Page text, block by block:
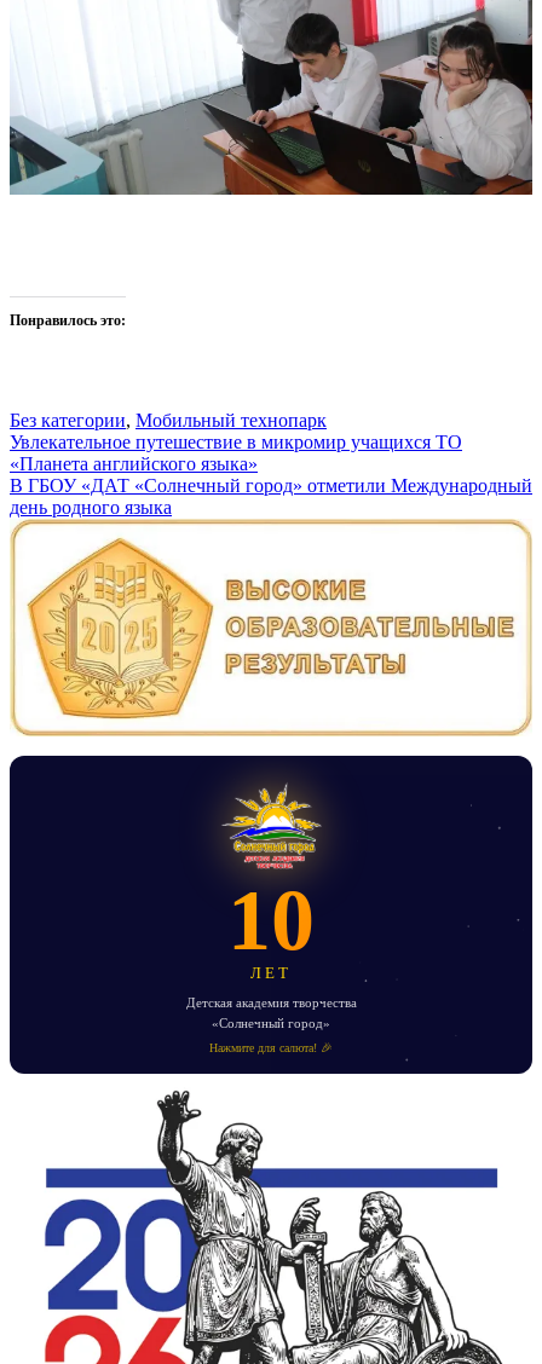
Понравилось это:
Без категории, Мобильный технопарк
Навигация
по
записям
Увлекательное путешествие в микромир учащихся ТО
«Планета английского языка»
В ГБОУ «ДАТ «Солнечный город» отметили Международный
день родного языка
10
ЛЕТ
Детская академия творчества
«Солнечный город»
Нажмите для салюта! 🎉